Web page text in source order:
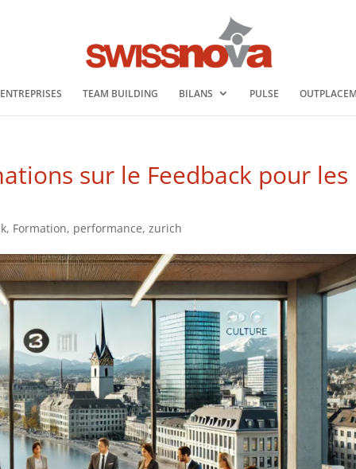
TEAM BUILDING BILANS PULSE
sur le Feedback pour les
, Formation, performance,zurich